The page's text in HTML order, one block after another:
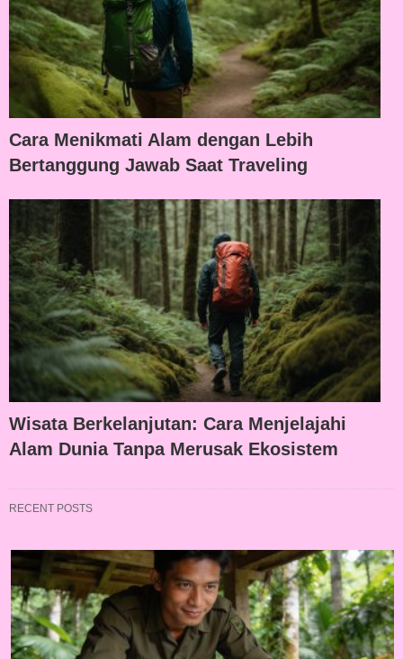
Cara Menikmati Alam dengan Lebih
Bertanggung Jawab Saat Traveling
Wisata Berkelanjutan: Cara Menjelajahi
Alam Dunia Tanpa Merusak Ekosistem
RECENT POSTS